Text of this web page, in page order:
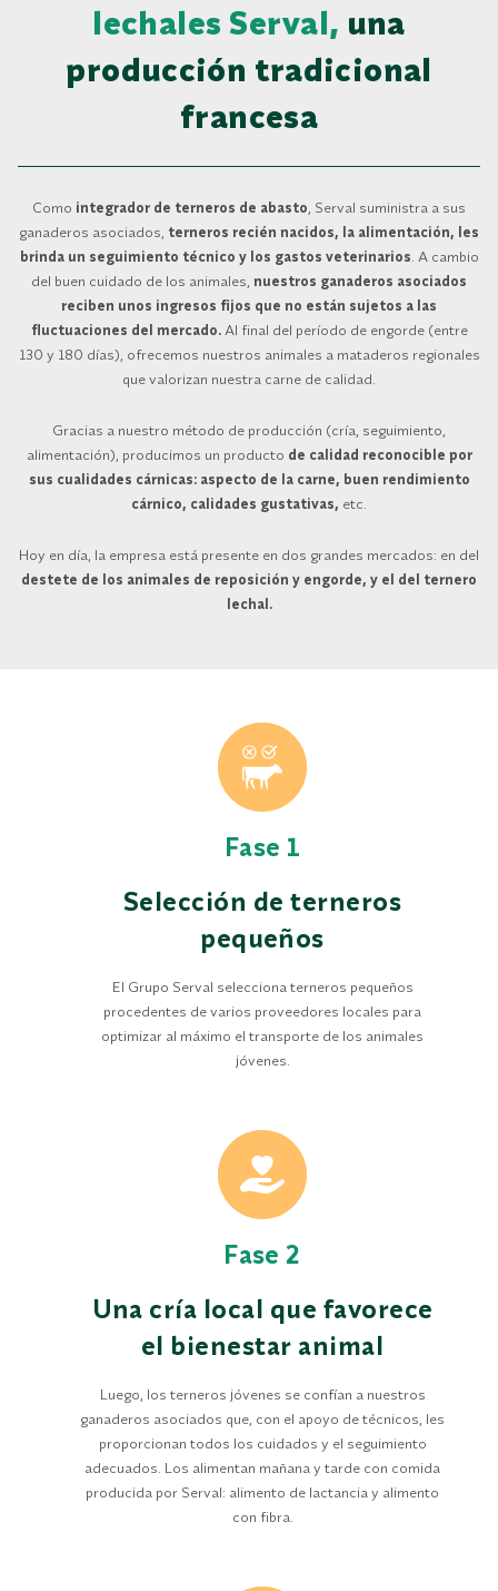
lechales Serval, una
producción tradicional
francesa
Como integrador de terneros de abasto , Serval suministra a sus
ganaderos asociados, terneros recién nacidos, la alimentación, les
brinda un seguimiento técnico y los gastos veterinarios A cambio
del buen cuidado de los animales, nuestros ganaderos asociados
reciben unos ingresos fijos que no están sujetos a las
fluctuaciones del mercado.Al final del período de engorde (entre
130 y 180 días), ofrecemos nuestros animales a mataderos regionales
que valorizan nuestra carne de calidad.
Gracias a nuestro método de producción (cría, seguimiento,
alimentación), producimos un producto de calidad reconocible por
sus cualidades cárnicas: aspecto de la carne, buen rendimiento
cárnico, calidades gustativas, etc.
Hoy en día, la empresa está presente en dos grandes mercados: en del
destete de los animales de reposición y engorde, y el del ternero
lechal.
Fase 1
Selección de terneros
pequeños
El Grupo Serval selecciona terneros pequeños
procedentes de varios proveedores locales para
optimizar al máximo el transporte de los animales
jóvenes.
Fase 2
Una cría local que favorece
el bienestar animal
Luego, los terneros jóvenes se confían a nuestros
ganaderos asociados que, con el apoyo de técnicos, les
proporcionan todos los cuidados y el seguimiento
adecuados. Los alimentan mañana y tarde con comida
producida por Serval: alimento de lactancia y alimento
con fibra.